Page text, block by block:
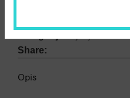
Share:
Opis